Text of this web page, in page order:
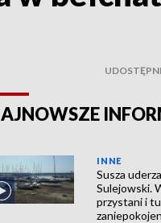
INNE
Susza
Sulejowski.
przystani i